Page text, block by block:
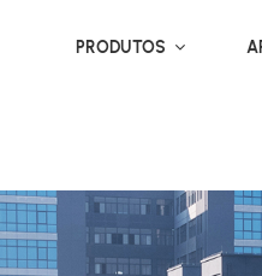
PRODUTOS